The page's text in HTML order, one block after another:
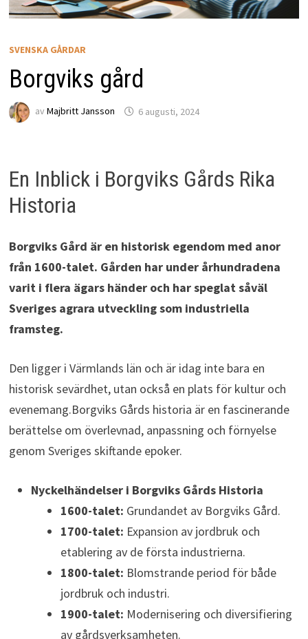
SVENSKA GÅRDAR
Borgviks gård
av Majbritt Jansson 6 augusti, 2024
En Inblick i Borgviks Gårds Rika
Historia
Borgviks Gård är en historisk egendom med anor
från 1600-talet. Gården har under århundradena
varit i flera ägars händer och har speglat såväl
Sveriges agrara utveckling som industriella
framsteg.
Den ligger i Värmlands län och är idag inte bara en
historisk sevärdhet, utan också en plats för kultur och
evenemang.Borgviks Gårds historia är en fascinerande
berättelse om överlevnad, anpassning och förnyelse
genom Sveriges skiftande epoker.
Nyckelhändelser i Borgviks Gårds Historia
1600-talet: Grundandet av Borgviks Gård.
1700-talet: Expansion av jordbruk och
etablering av de första industrierna.
1800-talet: Blomstrande period för både
jordbruk och industri.
1900-talet: Modernisering och diversifiering
av gårdsverksamheten.